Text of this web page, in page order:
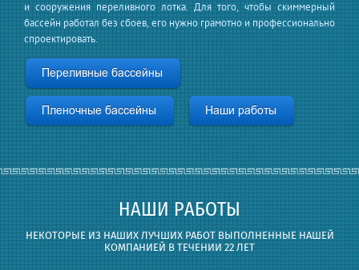
и сооружения переливного лотка. Для того, чтобы скиммерный
бассейн работал без сбоев, его нужно грамотно и профессионально
спроектировать.
НАШИ РАБОТЫ
НЕКОТОРЫЕ ИЗ НАШИХ ЛУЧШИХ РАБОТ ВЫПОЛНЕННЫЕ НАШЕЙ
КОМПАНИЕЙ В ТЕЧЕНИИ 22 ЛЕТ